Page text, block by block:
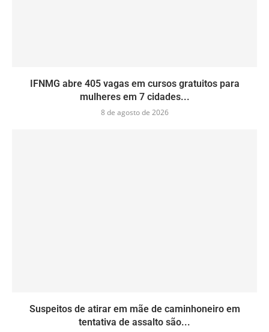
IFNMG abre 405 vagas em cursos gratuitos para
mulheres em 7 cidades...
8 de agosto de 2026
Suspeitos de atirar em mãe de caminhoneiro em
tentativa de assalto são...